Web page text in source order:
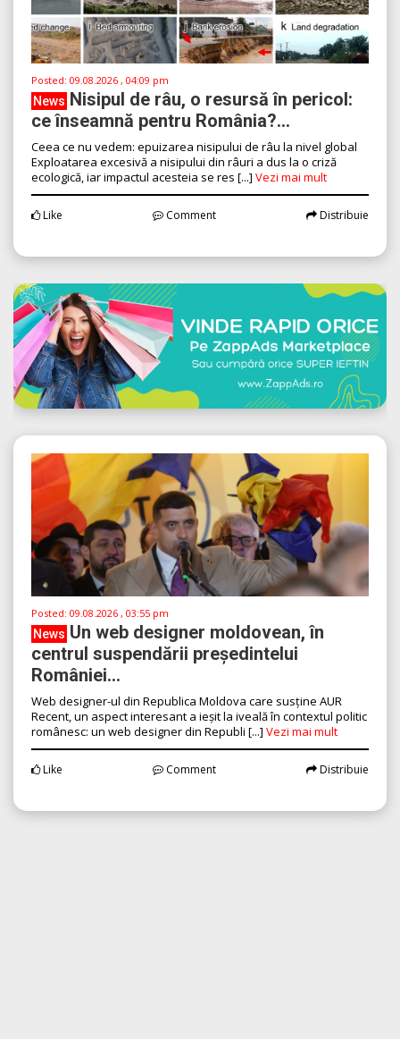
Posted: 09.08.2026 , 04:09 pm
News Nisipul de râu, o resursă în pericol:
ce înseamnă pentru România?...
Ceea ce nu vedem: epuizarea nisipului de râu la nivel global
Exploatarea excesivă a nisipului din râuri a dus la o criză
ecologică, iar impactul acesteia se res [...] Vezi mai mult
Like Comment Distribuie
Posted: 09.08.2026 , 03:55 pm
News Un web designer moldovean, în
centrul suspendării președintelui
României...
Web designer-ul din Republica Moldova care susține AUR
Recent, un aspect interesant a ieșit la iveală în contextul politic
românesc: un web designer din Republi [...] Vezi mai mult
Like Comment Distribuie